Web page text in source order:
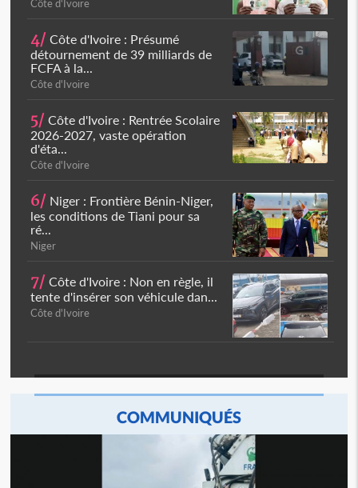
Côte d'Ivoire
4/ Côte d'Ivoire : Présumé
détournement de 39 milliards de
FCFA à la...
Côte d'Ivoire
5/ Côte d'Ivoire : Rentrée Scolaire
2026-2027, vaste opération
d'éta...
Côte d'Ivoire
6/ Niger : Frontière Bénin-Niger,
les conditions de Tiani pour sa
ré...
Niger
7/ Côte d'Ivoire : Non en règle, il
tente d'insérer son véhicule dan...
Côte d'Ivoire
COMMUNIQUÉS